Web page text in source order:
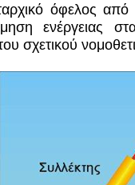
όφελος από
ενέργειας
σχετικού